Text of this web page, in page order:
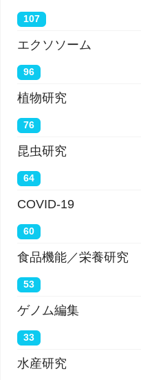
107
エクソソーム
96
植物研究
76
昆虫研究
64
COVID-19
60
食品機能／栄養研究
53
ゲノム編集
33
水産研究